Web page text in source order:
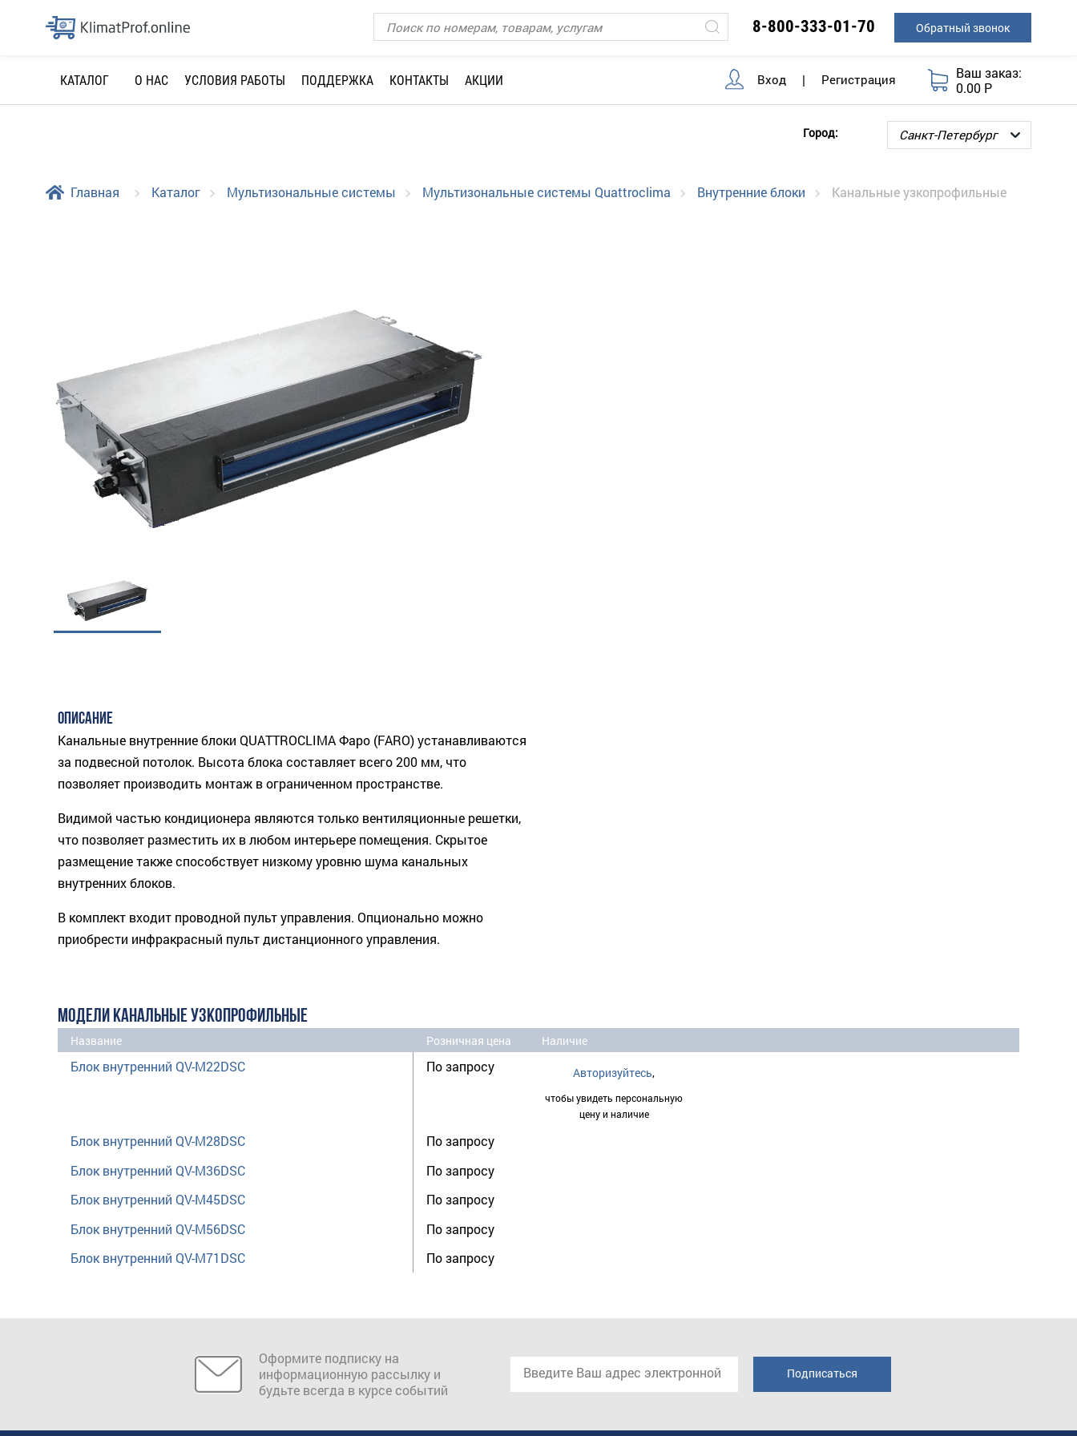
8-800-333-01-70 Обратный звонок
КАТАЛОГ О НАС УСЛОВИЯ РАБОТЫ ПОДДЕРЖКА КОНТАКТЫ АКЦИИ Вход | Регистрация
Ваш заказ:
0.00 Р
Город:
Главная Каталог Мультизональные системы Мультизональные системы Quattroclima Внутренние блоки Канальные узкопрофильные
ОПИСАНИЕ
Канальные внутренние блоки QUATTROCLIMA Фаро (FARO) устанавливаются
за подвесной потолок. Высота блока составляет всего 200 мм, что
позволяет производить монтаж в ограниченном пространстве.
Видимой частью кондиционера являются только вентиляционные решетки,
что позволяет разме­стить их в любом интерьере помещения. Скрытое
размещение также способствует низкому уровню шума канальных
внутренних блоков.
В комплект входит проводной пульт управления. Опционально можно
приобрести инфракрасный пульт дистанционного управления.
МОДЕЛИ КАНАЛЬНЫЕ УЗКОПРОФИЛЬНЫЕ
Название Розничная цена Наличие
Блок внутренний QV-M22DSC По запросу Авторизуйтесь,
чтобы увидеть персональную
цену и наличие
Блок внутренний QV-M28DSC
По запросу
Блок внутренний QV-M36DSC
По запросу
Блок внутренний QV-M45DSC
По запросу
Блок внутренний QV-M56DSC
По запросу
Блок внутренний QV-M71DSC
По запросу
Оформите подписку на
информационную рассылку и
будьте всегда в курсе событий